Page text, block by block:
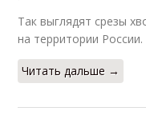
Так выглядят срезы
на территории
Читать дальше →